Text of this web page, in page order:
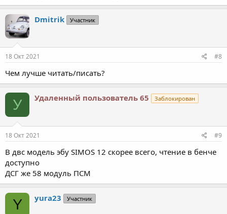
Dmitrik Участник
18 Окт 2021 #8
Чем лучше читать/писать?
У Удаленный пользователь 65 Заблокирован
18 Окт 2021 #9
В двс модель эбу SIMOS 12 скорее всего, чтение в бенче
доступно
ДСГ же 58 модуль ПСМ
Y yura23 Участник